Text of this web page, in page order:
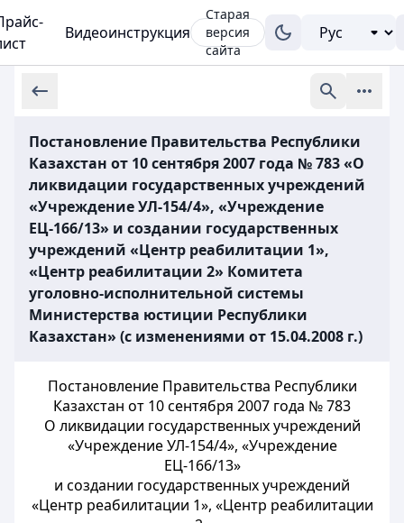
Видеоинструкция
Старая
версия
сайта
Постановление Правительства Республики
Казахстан от 10 сентября 2007 года № 783 «О
ликвидации государственных учреждений
«Учреждение УЛ-154/4», «Учреждение
ЕЦ-166/13» и создании государственных
учреждений «Центр реабилитации 1»,
«Центр реабилитации 2» Комитета
уголовно-исполнительной системы
Министерства юстиции Республики
Казахстан» (с изменениями от 15.04.2008 г.)
Постановление Правительства Республики
Казахстан от 10 сентября 2007 года № 783
О ликвидации государственных учреждений
«Учреждение УЛ-154/4», «Учреждение
ЕЦ-166/13»
и создании государственных учреждений
«Центр реабилитации 1», «Центр реабилитации